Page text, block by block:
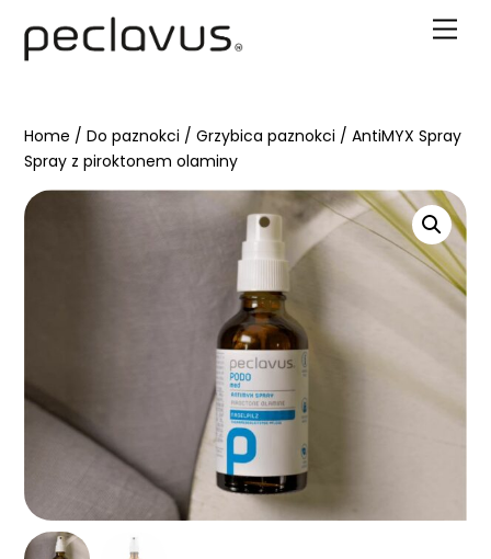
content
Home /Do paznokci /Grzybica paznokci / AntiMYX Spray
Spray z piroktonem olaminy